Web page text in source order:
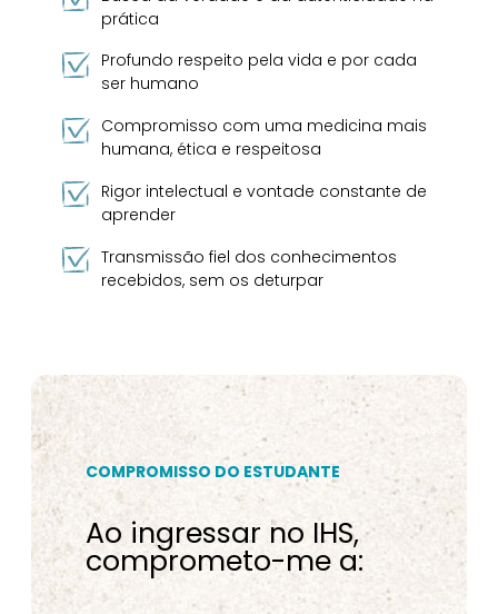
prática
Profundo respeito pela vida e por cada
ser humano
Compromisso com uma medicina mais
humana, ética e respeitosa
Rigor intelectual e vontade constante de
aprender
Transmissão fiel dos conhecimentos
recebidos, sem os deturpar
COMPROMISSO DO ESTUDANTE
Ao ingressar no IHS,
comprometo-me a: